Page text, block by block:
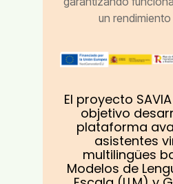
un
El proyecto
objetivo
plataforma
asistentes
multilingües
Modelos de